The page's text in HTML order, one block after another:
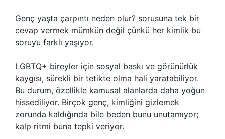
Genç yaşta çarpıntı neden olur? sorusuna tek bir
cevap vermek mümkün değil çünkü her kimlik bu
soruyu farklı yaşıyor.
LGBTQ+ bireyler için sosyal baskı ve görünürlük
kaygısı, sürekli bir tetikte olma hali yaratabiliyor.
Bu durum, özellikle kamusal alanlarda daha yoğun
hissediliyor. Birçok genç, kimliğini gizlemek
zorunda kaldığında bile beden bunu unutamıyor;
kalp ritmi buna tepki veriyor.